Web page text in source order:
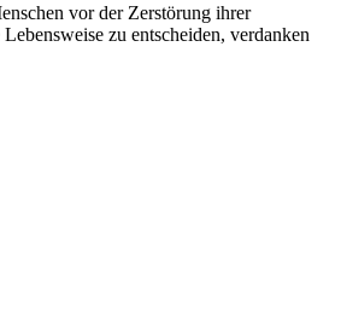
vor der Zerstörung ihrer
zu entscheiden, verdanken